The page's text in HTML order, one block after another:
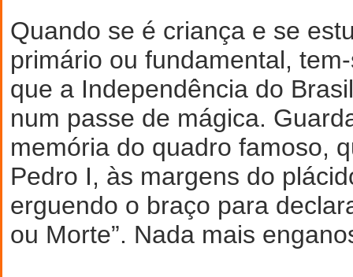
Quando se é criança e se
primário ou fundamental,
que a Independência do
num passe de mágica.
memória do quadro famoso,
Pedro I, às margens do
erguendo o braço para
ou Morte”. Nada mais